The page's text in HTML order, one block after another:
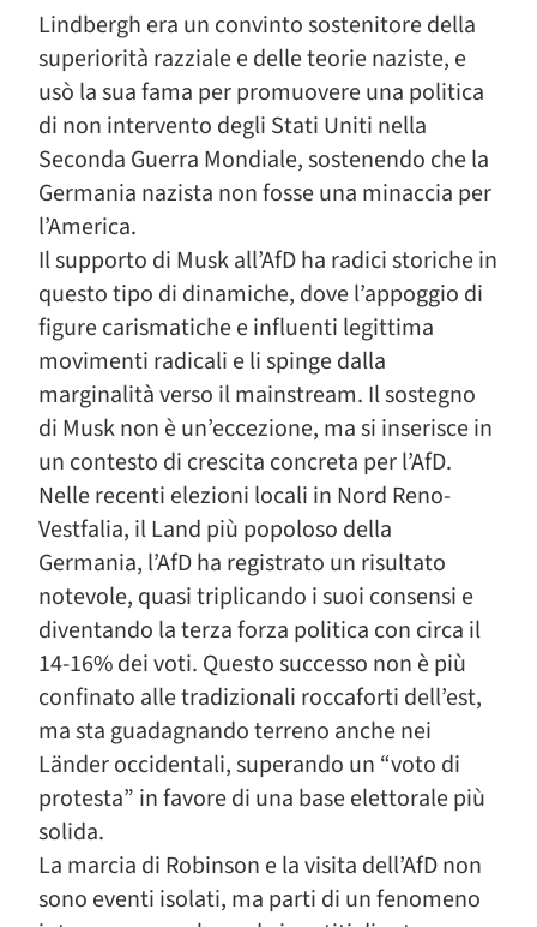
Lindbergh era un convinto sostenitore della
superiorità razziale e delle teorie naziste, e
usò la sua fama per promuovere una politica
di non intervento degli Stati Uniti nella
Seconda Guerra Mondiale, sostenendo che la
Germania nazista non fosse una minaccia per
l’America.
Il supporto di Musk all’AfD ha radici storiche in
questo tipo di dinamiche, dove l’appoggio di
figure carismatiche e influenti legittima
movimenti radicali e li spinge dalla
marginalità verso il mainstream. Il sostegno
di Musk non è un’eccezione, ma si inserisce in
un contesto di crescita concreta per l’AfD.
Nelle recenti elezioni locali in Nord Reno-
Vestfalia, il Land più popoloso della
Germania, l’AfD ha registrato un risultato
notevole, quasi triplicando i suoi consensi e
diventando la terza forza politica con circa il
14-16% dei voti. Questo successo non è più
confinato alle tradizionali roccaforti dell’est,
ma sta guadagnando terreno anche nei
Länder occidentali, superando un “voto di
protesta” in favore di una base elettorale più
solida.
La marcia di Robinson e la visita dell’AfD non
sono eventi isolati, ma parti di un fenomeno